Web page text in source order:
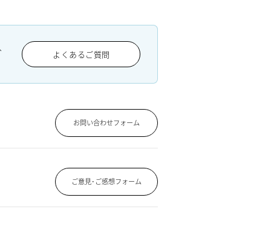
よくあるご質問
お問い合わせフォーム
ご意見･ご感想フォーム